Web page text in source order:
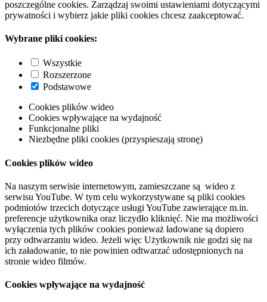
poszczególne cookies. Zarządzaj swoimi ustawieniami dotyczącymi
prywatności i wybierz jakie pliki cookies chcesz zaakceptować.
Wybrane pliki cookies:
Wszystkie
Rozszerzone
Podstawowe
Cookies plików wideo
Cookies wpływające na wydajność
Funkcjonalne pliki
Niezbędne pliki cookies (przyspieszają stronę)
Cookies plików wideo
Na naszym serwisie internetowym, zamieszczane są wideo z
serwisu YouTube. W tym celu wykorzystywane są pliki cookies
podmiotów trzecich dotyczące usługi YouTube zawierające m.in.
preferencje użytkownika oraz liczydło kliknięć. Nie ma możliwości
wyłączenia tych plików cookies ponieważ ładowane są dopiero
przy odtwarzaniu wideo. Jeżeli więc Użytkownik nie godzi się na
ich załadowanie, to nie powinien odtwarzać udostępnionych na
stronie wideo filmów.
Cookies wpływające na wydajność